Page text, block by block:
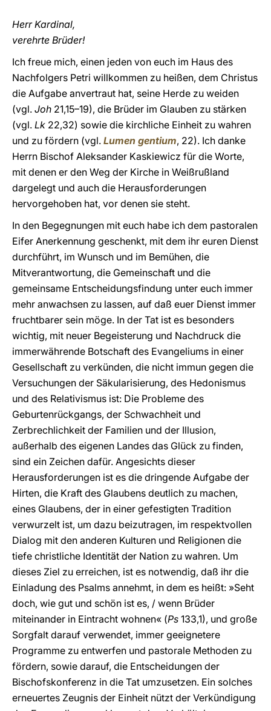
Herr Kardinal,
verehrte Brüder!
Ich freue mich, einen jeden von euch im Haus des
Nachfolgers Petri willkommen zu heißen, dem Christus
die Aufgabe anvertraut hat, seine Herde zu weiden
(vgl. Joh 21,15–19), die Brüder im Glauben zu stärken
(vgl. Lk 22,32) sowie die kirchliche Einheit zu wahren
und zu fördern (vgl. Lumen gentium, 22). Ich danke
Herrn Bischof Aleksander Kaskiewicz für die Worte,
mit denen er den Weg der Kirche in Weißrußland
dargelegt und auch die Herausforderungen
hervorgehoben hat, vor denen sie steht.
In den Begegnungen mit euch habe ich dem pastoralen
Eifer Anerkennung geschenkt, mit dem ihr euren Dienst
durchführt, im Wunsch und im Bemühen, die
Mitverantwortung, die Gemeinschaft und die
gemeinsame Entscheidungsfindung unter euch immer
mehr anwachsen zu lassen, auf daß euer Dienst immer
fruchtbarer sein möge. In der Tat ist es besonders
wichtig, mit neuer Begeisterung und Nachdruck die
immerwährende Botschaft des Evangeliums in einer
Gesellschaft zu verkünden, die nicht immun gegen die
Versuchungen der Säkularisierung, des Hedonismus
und des Relativismus ist: Die Probleme des
Geburtenrückgangs, der Schwachheit und
Zerbrechlichkeit der Familien und der Illusion,
außerhalb des eigenen Landes das Glück zu finden,
sind ein Zeichen dafür. Angesichts dieser
Herausforderungen ist es die dringende Aufgabe der
Hirten, die Kraft des Glaubens deutlich zu machen,
eines Glaubens, der in einer gefestigten Tradition
verwurzelt ist, um dazu beizutragen, im respektvollen
Dialog mit den anderen Kulturen und Religionen die
tiefe christliche Identität der Nation zu wahren. Um
dieses Ziel zu erreichen, ist es notwendig, daß ihr die
Einladung des Psalms annehmt, in dem es heißt: »Seht
doch, wie gut und schön ist es, / wenn Brüder
miteinander in Eintracht wohnen« (Ps 133,1), und große
Sorgfalt darauf verwendet, immer geeignetere
Programme zu entwerfen und pastorale Methoden zu
fördern, sowie darauf, die Entscheidungen der
Bischofskonferenz in die Tat umzusetzen. Ein solches
erneuertes Zeugnis der Einheit nützt der Verkündigung